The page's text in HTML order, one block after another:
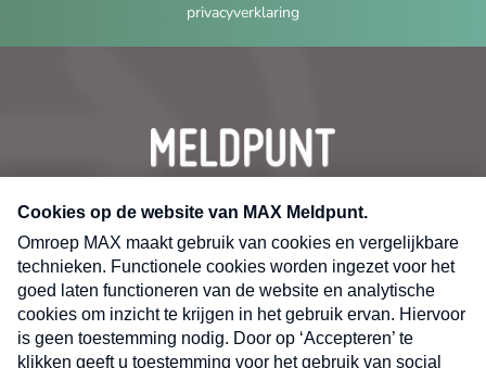
privacyverklaring
CONTACT
Volg ons op